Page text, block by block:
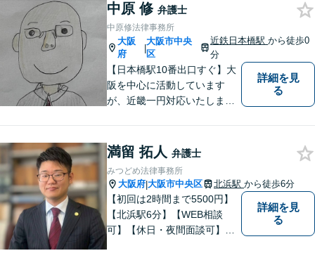
気軽にご相談ください。【弁
護士費用保険特約を利用でき
る場合がございます】
中原 修 弁護士
中原修法律事務所
大阪
府
|
大阪市中央
区
近鉄日本橋駅から徒歩0
分
【日本橋駅10番出口すぐ】大
阪を中心に活動しています
が、近畿一円対応いたしま
トラブルから、刑事・詐欺、
公害・行政事件まであらゆる
問題のご相談を承ります。小
さな悩み事でもお気軽にお問
合わせください。
詳細を見
る
満留 拓人 弁護士
みつどめ法律事務所
大阪府|大阪市中央区 北浜駅 から徒歩6分
【初回は2時間まで5500円】
【北浜駅6分】【WEB相談
可】【休日・夜間面談可】相
詳細を見
る